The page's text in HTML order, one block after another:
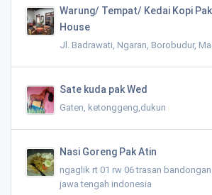
Warung/ Tempat/ Kedai Kopi
House
Jl. Badrawati, Ngaran, Borobudur,
Sate kuda pak Wed
Gaten, ketonggeng,dukun
Nasi Goreng Pak Atin
ngaglik rt 01 rw 06 trasan
jawa tengah indonesia